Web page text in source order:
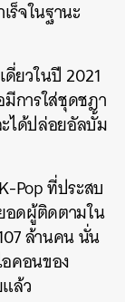
ร็จในฐานะ
ยวในปี 2021
การใส่ชุดชฎา
ได้ปล่อยอัลบั้ม
Pop ที่ประสบ
อดผู้ติดตามใน
ล้านคน นั่น
คอนของ
ล้ว